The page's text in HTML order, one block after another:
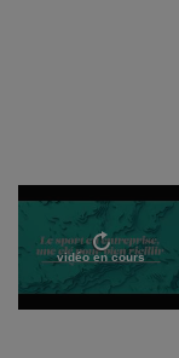
vidéo en cours